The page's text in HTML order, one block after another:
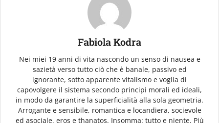
Fabiola Kodra
Nei miei 19 anni di vita nascondo un senso di nausea e
sazietà verso tutto ciò che è banale, passivo ed
ignorante, sotto apparente vitalismo e voglia di
capovolgere il sistema secondo principi morali ed ideali,
in modo da garantire la superficialità alla sola geometria.
Arrogante e sensibile, romantica e locandiera, socievole
ed asociale, eros e thanatos. Insomma: tutto e niente. Più